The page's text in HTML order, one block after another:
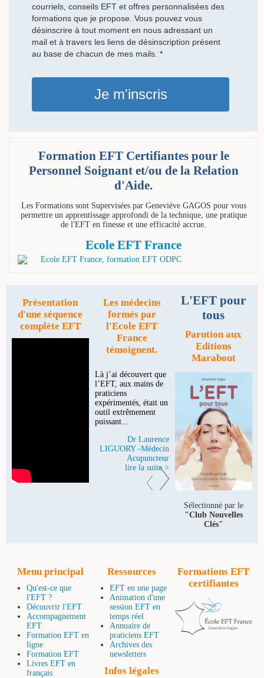
courriels, conseils EFT et offres personnalisées des
formations que je propose. Vous pouvez vous
désinscrire à tout moment en nous adressant un
mail et à travers les liens de désinscription présent
au base de chacun de mes mails. *
Je m'inscris
Formation EFT Certifiantes pour le
Personnel Soignant et/ou de la Relation
d'Aide.
Les Formations sont Supervisées par Geneviève GAGOS pour vous
permettre un apprentissage approfondi de la technique, une pratique
de l'EFT en finesse et une efficacité accrue.
Ecole EFT France
Présentation
d'une séquence
complète EFT
Les médecins
formés par
l'Ecole EFT
France
témoignent.
Là j’ai découvert que
l’EFT, aux mains de
praticiens
expérimentés, était un
outil extrêmement
puissant...
Dr Laurence
LIGUORY -Médecin
Acupuncteur
lire la suite >
L'EFT pour
tous
Parution aux
Editions
Marabout
Sélectionné par le
"Club Nouvelles
Clés"
Menu principal
Qu'est-ce que
l'EFT ?
Découvrir l'EFT
Accompagnement
EFT
Formation EFT en
ligne
Formation EFT
Livres EFT en
français
Ressources
EFT en une page
Animation d'une
session EFT en
temps réel
Annuaire de
praticiens EFT
Archives des
newsletters
Infos légales
Formations EFT
certifiantes